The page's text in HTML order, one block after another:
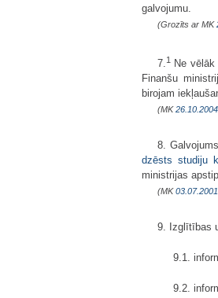
galvojumu.
(Grozīts ar MK
7. 1 Ne
Finanšu
birojam
(MK26.10.2004.
8.
dzēsts studiju
ministrijas
(MK03.07.2001.
9. Izglītības
9.1.
9.2.